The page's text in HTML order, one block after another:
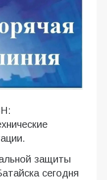
защиты
сегодня